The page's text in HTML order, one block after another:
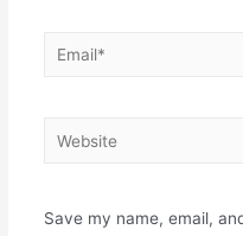
Email*
Website
Save my name, email,